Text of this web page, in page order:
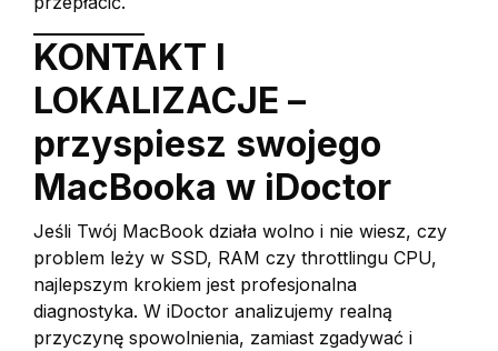
KONTAKT I
LOKALIZACJE –
przyspiesz swojego
MacBooka w iDoctor
Jeśli Twój MacBook działa wolno i nie wiesz, czy
problem leży w SSD, RAM czy throttlingu CPU,
najlepszym krokiem jest profesjonalna
diagnostyka. W iDoctor analizujemy realną
przyczynę spowolnienia, zamiast zgadywać i